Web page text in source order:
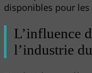
disponibles pour les
L’influence
l’industrie